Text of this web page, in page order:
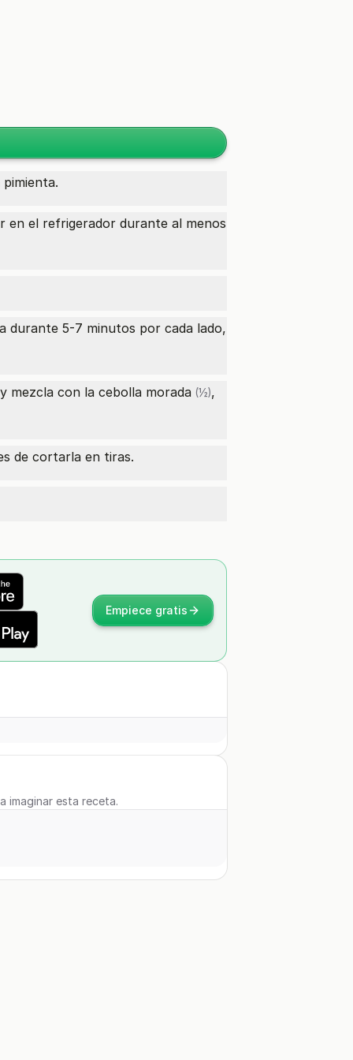
en el refrigerador durante al menos
durante 5-7 minutos por cada lado,
mezcla con la cebolla morada (½),
de cortarla en tiras.
Empiece gratis
imaginar esta receta.